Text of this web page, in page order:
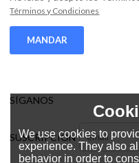
Términos y Condiciones
MANDAR
SÍGANOS
SUSCRIPCIÓN
We use cookies to
experience. They also
behavior in order to